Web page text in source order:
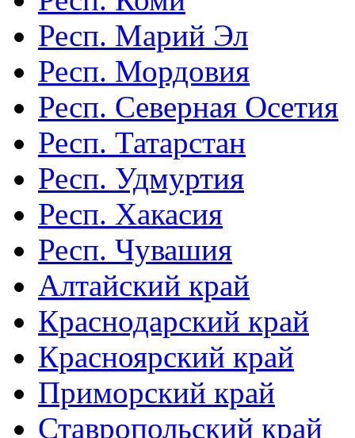
Респ. Марий Эл
Респ. Мордовия
Респ. Северная Осетия
Респ. Татарстан
Респ. Удмуртия
Респ. Хакасия
Респ. Чувашия
Алтайский край
Краснодарский край
Красноярский край
Приморский край
Ставропольский край